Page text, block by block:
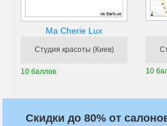
Ma Cherie Lux
Студия красоты (Киев)
10 баллов 10
Скидки до 80% от